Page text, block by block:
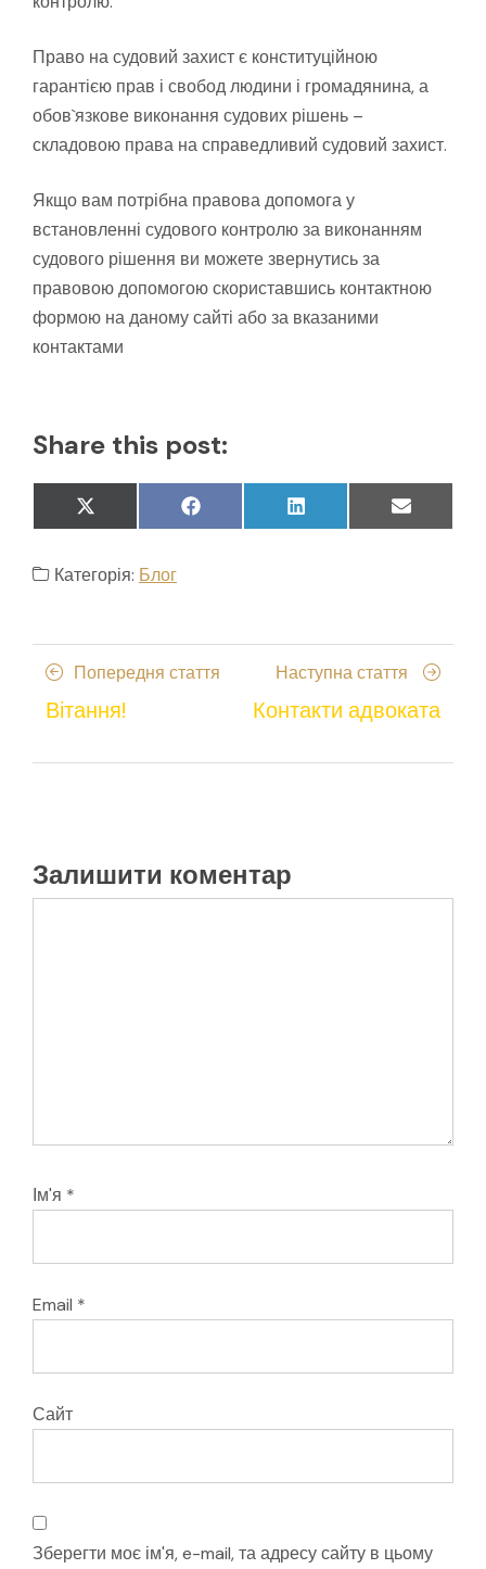
Право на судовий захист є конституційною
гарантією прав і свобод людини і громадянина, а
обов`язкове виконання судових рішень –
складовою права на справедливий судовий захист.
Якщо вам потрібна правова допомога у
встановленні судового контролю за виконанням
судового рішення ви можете звернутись за
правовою допомогою скориставшись контактною
формою на даному сайті або за вказаними
контактами
Share this post:
Share
on
X
(Twitter)
Share
on
Facebook Share
on
LinkedIn Share
on
Email
Категорія: Блог
Навігація
записів
Попередня стаття Попередня
стаття
Вітання!
Наступна стаття
стаття
Контакти адвоката
Залишити коментар
Ім'я *
Email *
Сайт
Зберегти моє ім'я, e-mail, та адресу сайту в цьому